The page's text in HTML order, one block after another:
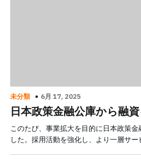
未分類 6月 17, 2025
日本政策金融公庫から融
このたび、事業拡大を目的に日本政策金
した。採用活動を強化し、より一層サー